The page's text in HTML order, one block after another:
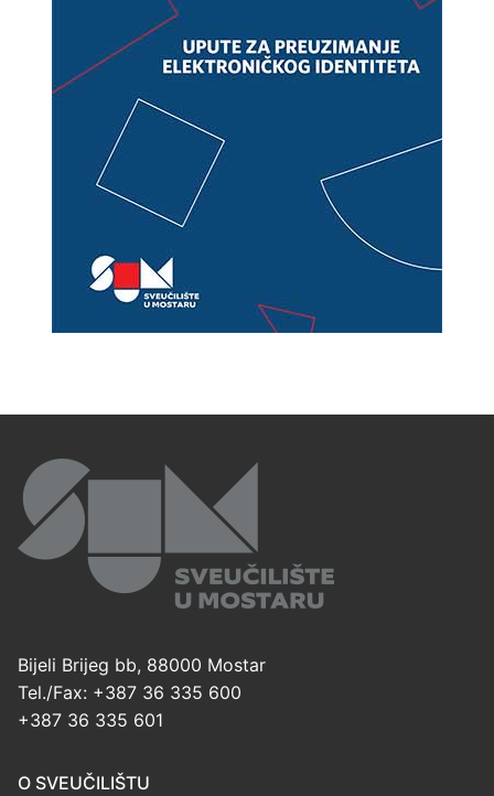
Bijeli Brijeg bb, 88000 Mostar
Tel./Fax: +387 36 335 600
+387 36 335 601
O SVEUČILIŠTU